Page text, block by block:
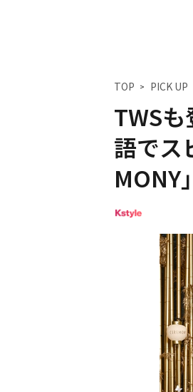
TOP PICK UP
TWS
語でス
MONY